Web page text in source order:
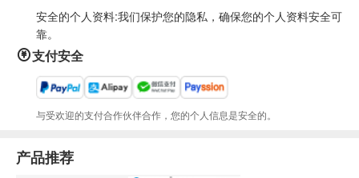
安全的个人资料:我们保护您的隐私，确保您的个人资料安全可
靠。
支付安全
与受欢迎的支付合作伙伴合作，您的个人信息是安全的。
产品推荐